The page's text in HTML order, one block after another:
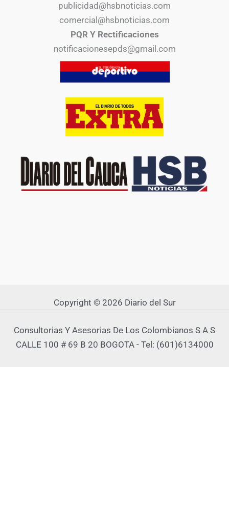
publicidad@hsbnoticias.com
comercial@hsbnoticias.com
PQR Y Rectificaciones
notificacionesepds@gmail.com
Copyright © 2026 Diario del Sur
Consultorias Y Asesorias De Los Colombianos S A S
CALLE 100 # 69 B 20 BOGOTA - Tel: (601)6134000